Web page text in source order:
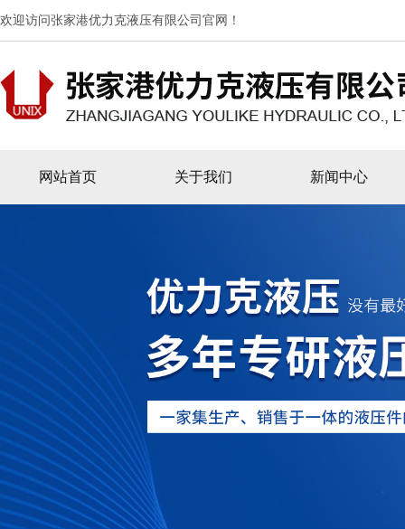
欢迎访问张家港优力克液压有限公司官网！
网站首页 关于我们 新闻中心